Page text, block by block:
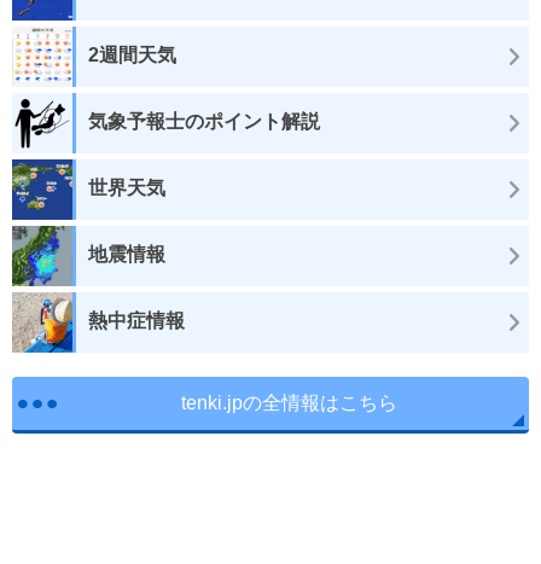
2週間天気
気象予報士のポイント解説
世界天気
地震情報
熱中症情報
tenki.jpの全情報はこちら